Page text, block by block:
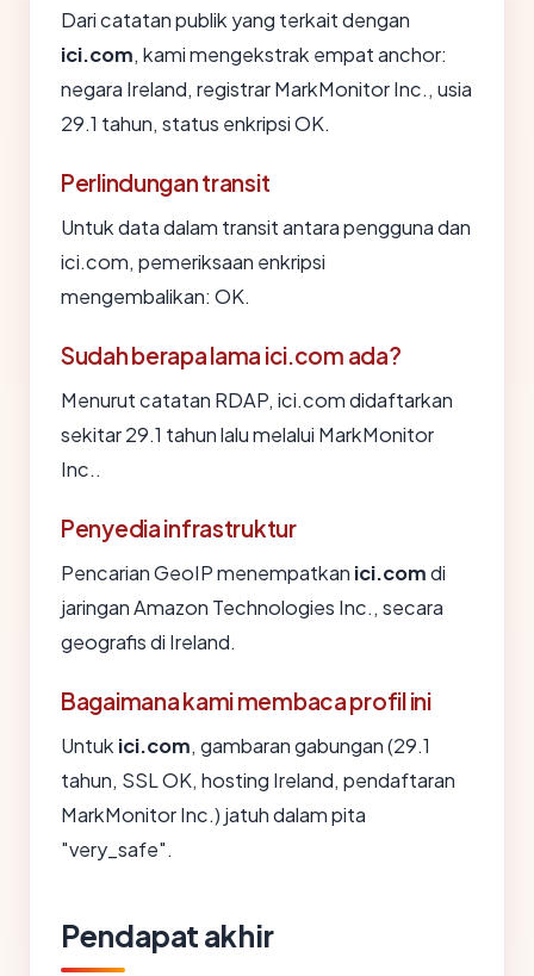
Dari catatan publik yang terkait dengan
ici.com, kami mengekstrak empat anchor:
negara Ireland, registrar MarkMonitor Inc., usia
29.1 tahun, status enkripsi OK.
Perlindungan transit
Untuk data dalam transit antara pengguna dan
ici.com, pemeriksaan enkripsi
mengembalikan: OK.
Sudah berapa lama ici.com ada?
Menurut catatan RDAP, ici.com didaftarkan
sekitar 29.1 tahun lalu melalui MarkMonitor
Inc..
Penyedia infrastruktur
Pencarian GeoIP menempatkan ici.comdi
jaringan Amazon Technologies Inc., secara
geografis di Ireland.
Bagaimana kami membaca profil ini
Untuk ici.com, gambaran gabungan (29.1
tahun, SSL OK, hosting Ireland, pendaftaran
MarkMonitor Inc.) jatuh dalam pita
"very_safe".
Pendapat akhir